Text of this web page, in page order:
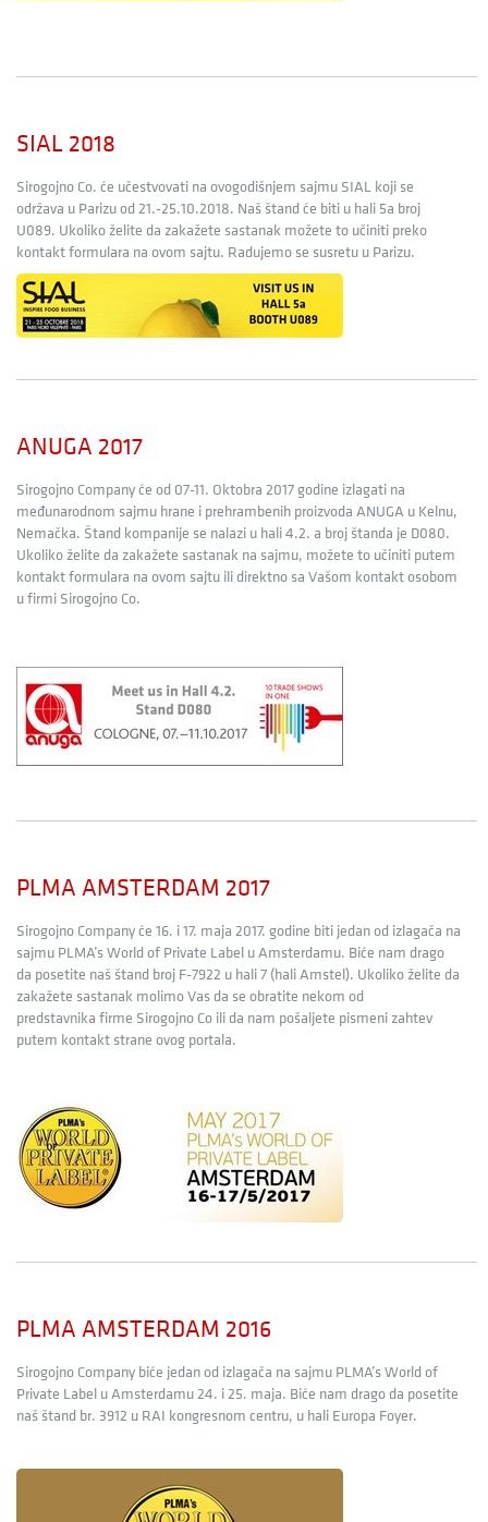
SIAL 2018
Sirogojno Co. će učestvovati na ovogodišnjem sajmu SIAL koji se
održava u Parizu od 21.-25.10.2018. Naš štand će biti u hali 5a broj
U089. Ukoliko želite da zakažete sastanak možete to učiniti preko
kontakt formulara na ovom sajtu. Radujemo se susretu u Parizu.
ANUGA 2017
Sirogojno Company će od 07-11. Oktobra 2017 godine izlagati na
međunarodnom sajmu hrane i prehrambenih proizvoda ANUGA u Kelnu,
Nemačka. Štand kompanije se nalazi u hali 4.2. a broj štanda je D080.
Ukoliko želite da zakažete sastanak na sajmu, možete to učiniti putem
kontakt formulara na ovom sajtu ili direktno sa Vašom kontakt osobom
u firmi Sirogojno Co.
PLMA AMSTERDAM 2017
Sirogojno Company će 16. i 17. maja 2017. godine biti jedan od izlagača na
sajmu PLMA’s World of Private Label u Amsterdamu. Biće nam drago
da posetite naš štand broj F-7922 u hali 7 (hali Amstel). Ukoliko želite da
zakažete sastanak molimo Vas da se obratite nekom od
predstavnika firme Sirogojno Co ili da nam pošaljete pismeni zahtev
putem kontakt strane ovog portala.
PLMA AMSTERDAM 2016
Sirogojno Company biće jedan od izlagača na sajmu PLMA’s World of
Private Label u Amsterdamu 24. i 25. maja. Biće nam drago da posetite
naš štand br. 3912 u RAI kongresnom centru, u hali Europa Foyer.